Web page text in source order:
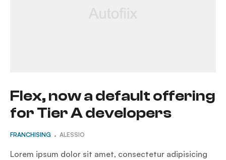
Flex, now a default offering
for Tier A developers
FRANCHISING ALESSIO
Lorem ipsum dolor sit amet, consectetur adipisicing